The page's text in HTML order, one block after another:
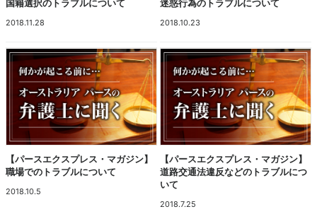
国籍選択のトラブルについて
2018.11.28
迷惑行為のトラブルについて
2018.10.23
【パースエクスプレス・マガジン】
職場でのトラブルについて
2018.10.5
【パースエクスプレス・マガジン】
道路交通法違反などのトラブルにつ
いて
2018.7.25